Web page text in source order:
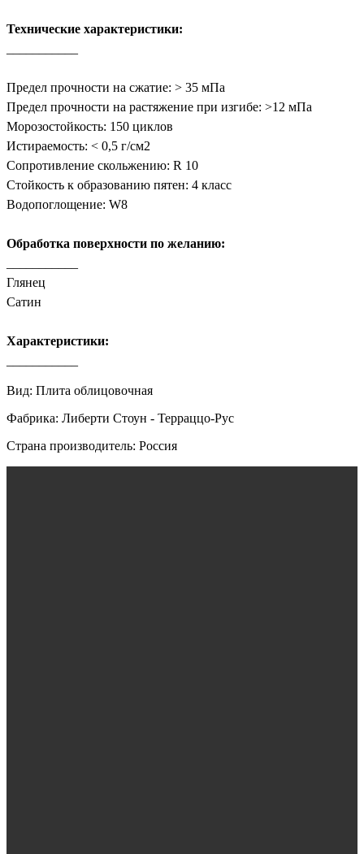
Технические характеристики:
Предел прочности на сжатие: > 35 мПа
Предел прочности на растяжение при изгибе: >12 мПа
Морозостойкость: 150 циклов
Истираемость: < 0,5 г/см2
Сопротивление скольжению: R 10
Стойкость к образованию пятен: 4 класс
Водопоглощение: W8
Обработка поверхности по желанию:
Глянец
Сатин
Характеристики:
Вид: Плита облицовочная
Фабрика: Либерти Стоун - Терраццо-Рус
Страна производитель: Россия